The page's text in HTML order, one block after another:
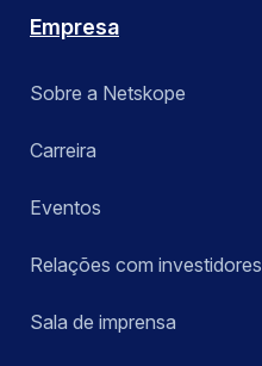
Empresa
Sobre a Netskope
Carreira
Eventos
Relações com investidores
Sala de imprensa